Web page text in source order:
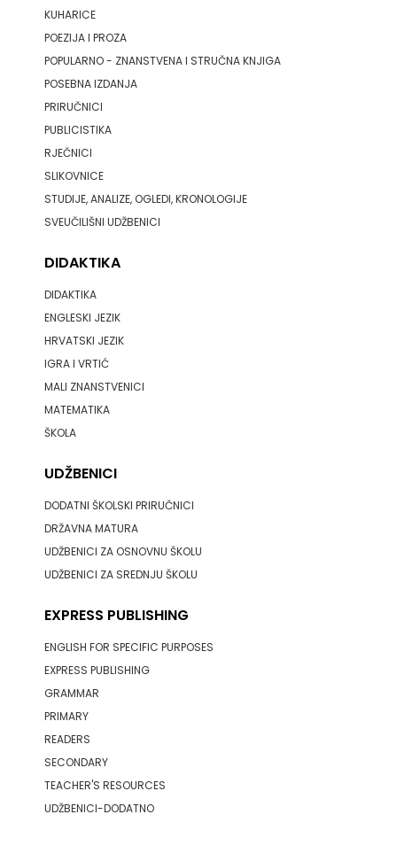
LAN
Pearson
PLANET
ZOE
PLANETOPIJA
PLANJAX
POPULUS
PROFIL
PULS
RADIOTELEVIZIJA
HERCEG-
BOSNE
ROCKMARK
SALESIANA
SANDORF
Scriptura
media
j.d.o.o.
SONJA
ŠKOBIĆ
KUHARICE
POEZIJA I PROZA
POPULARNO - ZNANSTVENA I STRUČNA KNJIGA
POSEBNA IZDANJA
PRIRUČNICI
PUBLICISTIKA
RJEČNICI
SLIKOVNICE
STUDIJE, ANALIZE, OGLEDI, KRONOLOGIJE
SVEUČILIŠNI UDŽBENICI
DIDAKTIKA
DIDAKTIKA
ENGLESKI JEZIK
HRVATSKI JEZIK
IGRA I VRTIĆ
MALI ZNANSTVENICI
MATEMATIKA
ŠKOLA
UDŽBENICI
DODATNI ŠKOLSKI PRIRUČNICI
DRŽAVNA MATURA
UDŽBENICI ZA OSNOVNU ŠKOLU
UDŽBENICI ZA SREDNJU ŠKOLU
EXPRESS PUBLISHING
ENGLISH FOR SPECIFIC PURPOSES
EXPRESS PUBLISHING
GRAMMAR
PRIMARY
READERS
SECONDARY
TEACHER'S RESOURCES
UDŽBENICI-DODATNO